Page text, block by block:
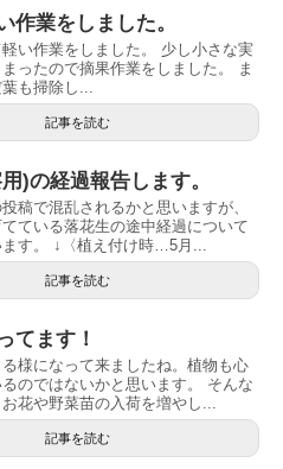
作業をしました。
い作業をしました。 少し小さな実
ったので摘果作業をしました。 ま
も掃除し...
記事を読む
)の経過報告します。
稿で混乱されるかと思いますが、
ている落花生の途中経過について
す。 ↓〈植え付け時…5月...
記事を読む
てます！
様になって来ましたね。植物も心
のではないかと思います。 そんな
花や野菜苗の入荷を増やし...
記事を読む